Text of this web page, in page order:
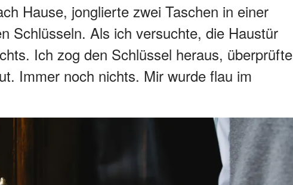
Hause, jonglierte zwei Taschen in einer
Schlüsseln. Als ich versuchte, die Haustür
Ich zog den Schlüssel heraus, überprüfte
Immer noch nichts. Mir wurde flau im